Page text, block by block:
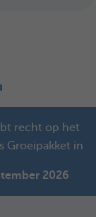
recht op het
Groeipakket in
2026